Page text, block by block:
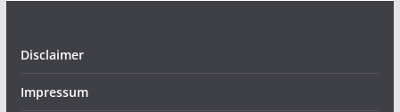
Disclaimer
Impressum